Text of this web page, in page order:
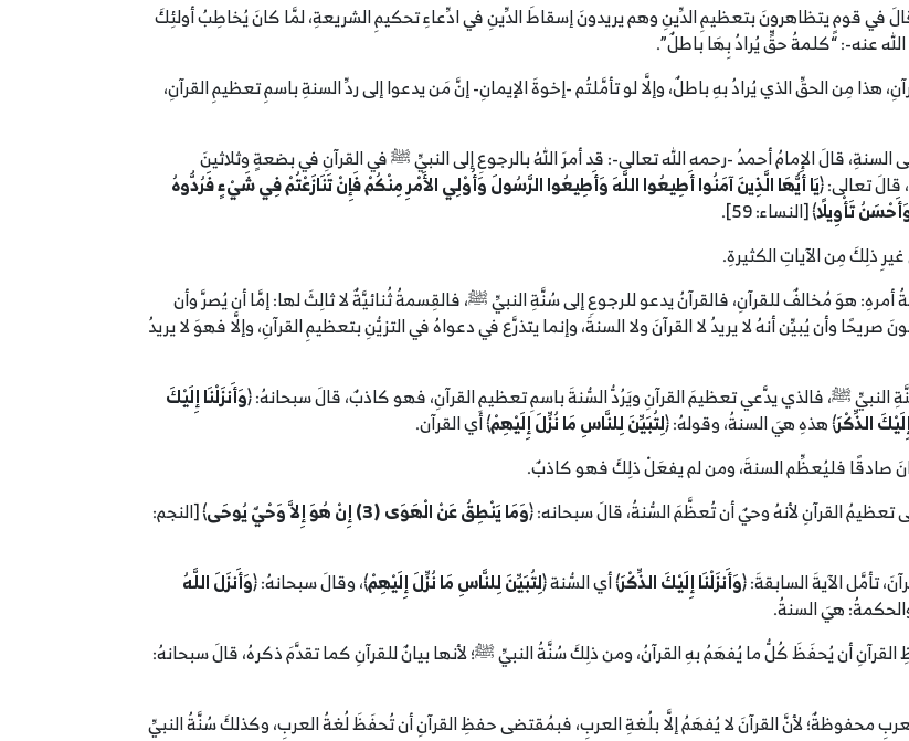
في قومٍ يتظاهرونَ بتعظيمِ الدِّينِ وهم يريدونَ إسقاطَ الدِّينِ في ادِّعاءِ تحكيمِ الشريعةِ، لمَّا كانَ يُخاطِبُ أولئِكَ
عنه-: “كلمةُ حقٍّ يُرادُ بِهَا باطلٌ”.
مِن الحقِّ الذي يُرادُ بهِ باطلٌ، وإلَّا لو تأمَّلتُم -إخوةَ الإيمانِ- إنَّ مَن يدعوا إلى ردِّ السنةِ باسمِ تعظيمِ القرآنِ،
قالَ الإمامُ أحمدُ -رحمه الله تعالى-: قد أمرَ اللهُ بالرجوعِ إلى النبيِّ ﷺ في القرآنِ في بضعةٍ وثلاثينَ
تعالى: ﴿يَا أَيُّهَا الَّذِينَ آمَنُوا أَطِيعُوا اللَّهَ وَأَطِيعُوا الرَّسُولَ وَأُوْلِي الأَمْرِ مِنْكُمْفَإِنْ تَنَازَعْتُمْ فِي شَيْءٍ فَرُدُّوهُ
تَأْوِيلًا﴾ [النساء: 59].
هوَ مُخالفٌ للقرآنِ، فالقرآنُ يدعو للرجوعِ إلى سُنَّةِ النبيِّ ﷺ، فالقِسمةُ ثُنائيَّةٌ لا ثالِثَ لها: إمَّا أن يُصرَّ وأن
وأن يُبيِّن أنهُ لا يريدُ لا القرآنَ ولا السنةَ، وإنما يتذرَّع في دعواهُ في التزيُّنِ بتعظيمِ القرآنِ، وإلَّا فهوَ لا يريدُ
النبيِّ ﷺ، فالذي يدَّعي تعظيمَ القرآنِ ويَرُدُّ السُّنةَ باسمِ تعظيمِ القرآنِ، فهو كاذبٌ، قالَ سبحانهُ: ﴿وَأَنزَلْنَا إِلَيْكَ
الذِّكْرَ﴾ هذهِ هيَ السنةُ، وقولهُ: ﴿لِتُبَيِّنَ لِلنَّاسِ مَا نُزِّلَ إِلَيْهِمْ﴾ أي القرآن.
صادقًا فليُعظِّم السنةَ، ومن لم يفعَلْ ذلِكَ فهو كاذبٌ.
تعظيمُ القرآنِ لأنهُ وحيٌ أن تُعظَّمَ السُّنةُ، قالَ سبحانه: ﴿وَمَا يَنْطِقُ عَنْ الْهَوَى (3) إِنْ هُوَ إِلاَّ وَحْيٌ يُوحَى
﴾ [النجم:
تأمَّل الآيةَ السابقةَ: ﴿وَأَنزَلْنَا إِلَيْكَ الذِّكْرَ﴾ أي السُّنة ﴿لِتُبَيِّنَ لِلنَّاسِ مَا نُزِّلَ إِلَيْهِمْ﴾، وقالَ سبحانهُ: ﴿وَأَنزَلَ اللَّهُ
أن يُحفَظَ كُلُّ ما يُفهَمُ بهِ القرآنُ، ومن ذلِكَ سُنَّةُ النبيِّ ﷺ؛ لأنها بيانٌ للقرآنِ كما تقدَّمَ ذكرهُ، قالَ سبحانهُ:
محفوظةٌ؛ لأنَّ القرآنَ لا يُفهَمُ إلَّا بلُغةِ العربِ، فبمُقتضى حفظِ القرآنِ أن تُحفَظَ لُغةُ العربِ، وكذلكَ سُنَّةُ النبيِّ